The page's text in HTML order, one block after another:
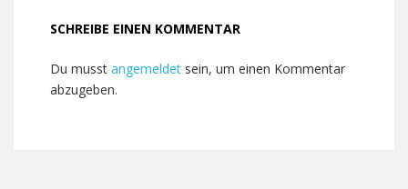
SCHREIBE EINEN KOMMENTAR
Du musst angemeldet sein, um einen Kommentar
abzugeben.